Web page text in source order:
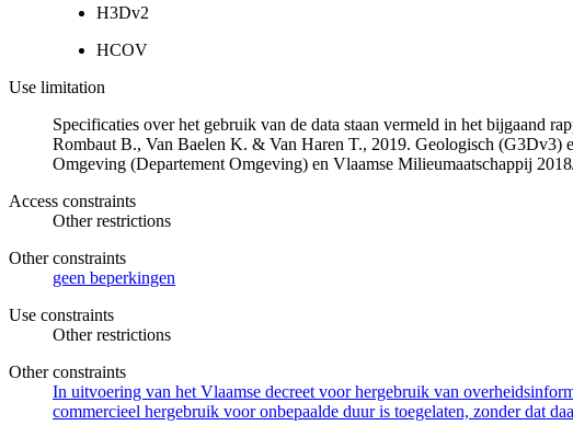
H3Dv2
HCOV
Use limitation
Specificaties over het gebruik van de data staan vermeld in het
Rombaut B., Van Baelen K. & Van Haren T., 2019. Geologisch (G3Dv3)
Omgeving (Departement Omgeving) en Vlaamse Milieumaatschappij
Access constraints
Other restrictions
Other constraints
geen beperkingen
Use constraints
Other restrictions
Other constraints
In uitvoering van het Vlaamse decreet voor hergebruik van
commercieel hergebruik voor onbepaalde duur is toegelaten, zonder dat